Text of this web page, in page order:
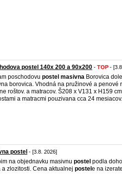
postel 140x 200 a 90x200 - TOP -
poschodovu postel masivna Borovica
borovica. Vhodná na pružinové a penové
roštov. a matracov. Š208 x V131 x H159
a matracmi pouzivana cca 24
postel - [3.8. 2026]
na objednavku masivnu postel podla
a zlozitosti. Cena aktualnej postel e na